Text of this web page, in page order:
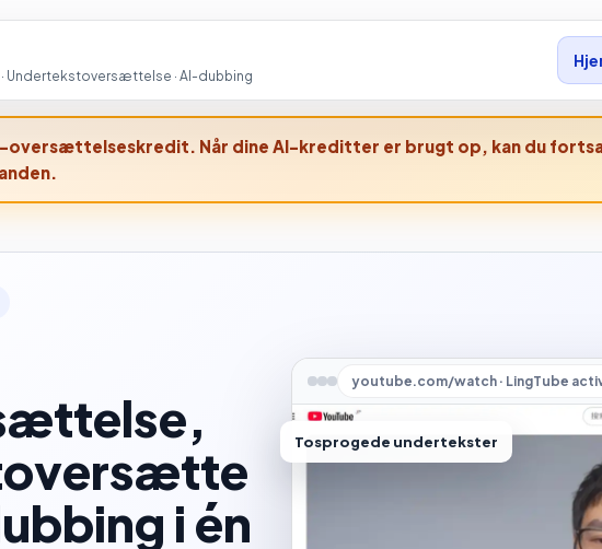
· AI-dubbing
oversættelseskredit. Når dine AI-kreditter er brugt op, kan du
i én
youtube.com/watch · LingTube
Tosprogede undertekster